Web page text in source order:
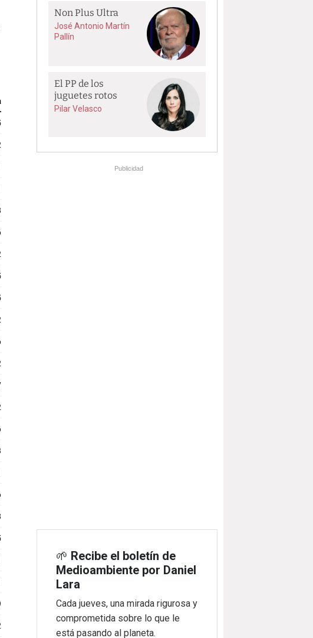
Non Plus Ultra
José Antonio Martín
Pallín
El PP de los
juguetes rotos
Pilar Velasco
Publicidad
🌱 Recibe el boletín de
Medioambiente por Daniel
Lara
Cada jueves, una mirada rigurosa y
comprometida sobre lo que le
está pasando al planeta.